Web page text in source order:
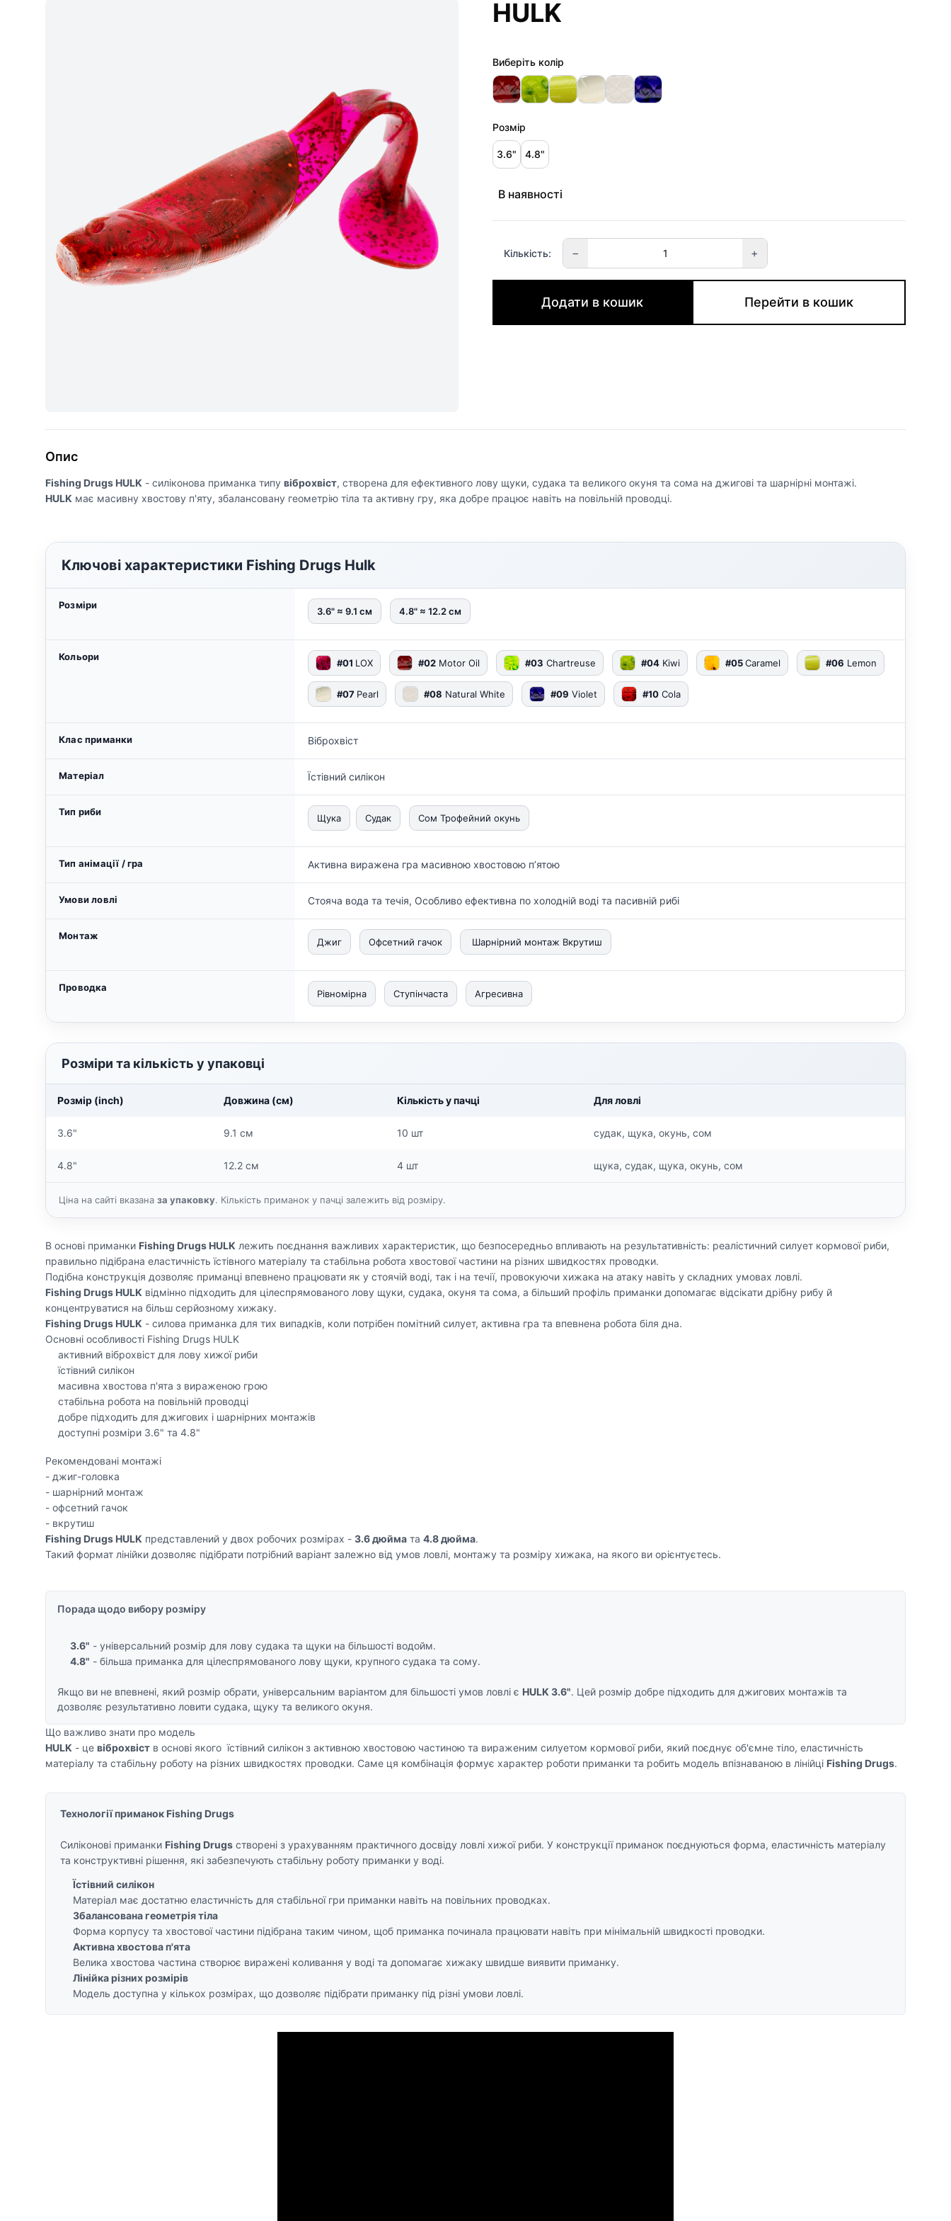
HULK
Виберіть колір
Розмір
3.6" 4.8"
В наявності
Кількість: − +
Додати в кошик Перейти в кошик
Опис
Fishing Drugs HULK - силіконова приманка типу віброхвіст, створена для ефективного лову щуки, судака та великого окуня та сома на джигові та шарнірні монтажі.
HULK має масивну хвостову п'яту, збалансовану геометрію тіла та активну гру, яка добре працює навіть на повільній проводці.
Ключові характеристики Fishing Drugs Hulk
Розміри
3.6" ≈ 9.1 см 4.8" ≈ 12.2 см
Кольори
#01 LOX #02 Motor Oil #03 Chartreuse #04 Kiwi #05Caramel #06 Lemon
#07 Pearl #08 Natural White #09 Violet #10 Cola
Клас приманки Віброхвіст
Матеріал Їстівний силікон
Тип риби
Щука Судак Сом Трофейний окунь
Тип анімації / гра Активна виражена гра масивною хвостовою пʼятою
Умови ловлі Стояча вода та течія, Особливо ефективна по холодній воді та пасивній рибі
Монтаж
Джиг Офсетний гачок Шарнірний монтаж Вкрутиш
Проводка
Рівномірна Ступінчаста Агресивна
Розміри та кількість у упаковці
Розмір (inch) Довжина (см) Кількість у пачці Для ловлі
3.6" 9.1 см 10 шт судак, щука, окунь, сом
4.8" 12.2 см 4 шт щука, судак, щука, окунь, сом
Ціна на сайті вказана за упаковку. Кількість приманок у пачці залежить від розміру.
В основі приманки Fishing Drugs HULK лежить поєднання важливих характеристик, що безпосередньо впливають на результативність: реалістичний силует кормової риби,
правильно підібрана еластичність їстівного матеріалу та стабільна робота хвостової частини на різних швидкостях проводки.
Подібна конструкція дозволяє приманці впевнено працювати як у стоячій воді, так і на течії, провокуючи хижака на атаку навіть у складних умовах ловлі.
Fishing Drugs HULK відмінно підходить для цілеспрямованого лову щуки, судака, окуня та сома, а більший профіль приманки допомагає відсікати дрібну рибу й
концентруватися на більш серйозному хижаку.
Fishing Drugs HULK - силова приманка для тих випадків, коли потрібен помітний силует, активна гра та впевнена робота біля дна.
Основні особливості Fishing Drugs HULK
активний віброхвіст для лову хижої риби
їстівний силікон
масивна хвостова п'ята з вираженою грою
стабільна робота на повільній проводці
добре підходить для джигових і шарнірних монтажів
доступні розміри 3.6" та 4.8"
Рекомендовані монтажі
- джиг-головка
- шарнірний монтаж
- офсетний гачок
- вкрутиш
Fishing Drugs HULK представлений у двох робочих розмірах - 3.6 дюйма та 4.8 дюйма.
Такий формат лінійки дозволяє підібрати потрібний варіант залежно від умов ловлі, монтажу та розміру хижака, на якого ви орієнтуєтесь.
Порада щодо вибору розміру
3.6" - універсальний розмір для лову судака та щуки на більшості водойм.
4.8" - більша приманка для цілеспрямованого лову щуки, крупного судака та сому.
Якщо ви не впевнені, який розмір обрати, універсальним варіантом для більшості умов ловлі є HULK 3.6". Цей розмір добре підходить для джигових монтажів та
дозволяє результативно ловити судака, щуку та великого окуня.
Що важливо знати про модель
HULK - це віброхвіст в основі якого їстівний силікон з активною хвостовою частиною та вираженим силуетом кормової риби, який поєднує об'ємне тіло, еластичність
матеріалу та стабільну роботу на різних швидкостях проводки. Саме ця комбінація формує характер роботи приманки та робить модель впізнаваною в лінійці Fishing Drugs.
Технології приманок Fishing Drugs
Силіконові приманки Fishing Drugs створені з урахуванням практичного досвіду ловлі хижої риби. У конструкції приманок поєднуються форма, еластичність матеріалу
та конструктивні рішення, які забезпечують стабільну роботу приманки у воді.
Їстівний силікон
Матеріал має достатню еластичність для стабільної гри приманки навіть на повільних проводках.
Збалансована геометрія тіла
Форма корпусу та хвостової частини підібрана таким чином, щоб приманка починала працювати навіть при мінімальній швидкості проводки.
Активна хвостова п'ята
Велика хвостова частина створює виражені коливання у воді та допомагає хижаку швидше виявити приманку.
Лінійка різних розмірів
Модель доступна у кількох розмірах, що дозволяє підібрати приманку під різні умови ловлі.